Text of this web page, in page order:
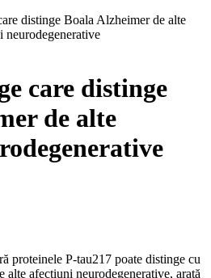
distinge Boala Alzheimer de alte
neurodegenerative
care distinge
de alte
proteinele P-tau217 poate distinge cu
alte afecțiuni neurodegenerative, arată